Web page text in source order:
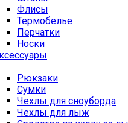
Флисы
Термобелье
Перчатки
Носки
Рюкзаки
Сумки
Чехлы для сноуборда
Чехлы для лыж